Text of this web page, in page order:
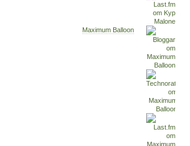
Maximum Balloon